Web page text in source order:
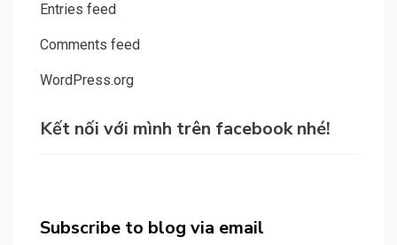
Entries feed
Comments feed
WordPress.org
Kết nối với mình trên facebook nhé!
Subscribe to blog via email